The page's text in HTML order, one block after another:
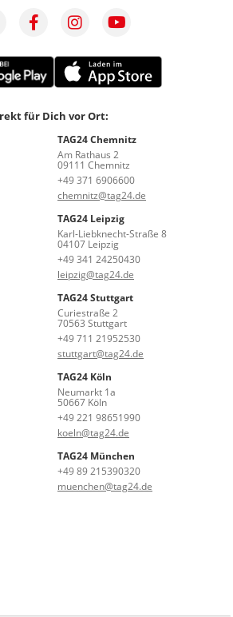
für Dich vor Ort:
TAG24 Chemnitz
Am Rathaus 2
09111 Chemnitz
+49 371 6906600
chemnitz@tag24.de
TAG24 Leipzig
Karl-Liebknecht-Straße 8
04107 Leipzig
+49 341 24250430
leipzig@tag24.de
TAG24 Stuttgart
Curiestraße 2
70563 Stuttgart
+49 711 21952530
stuttgart@tag24.de
TAG24 Köln
Neumarkt 1a
50667 Köln
+49 221 98651990
koeln@tag24.de
TAG24 München
+49 89 215390320
muenchen@tag24.de